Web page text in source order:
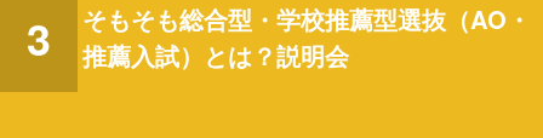
3 そもそも総合型・学校推薦型選抜 （AO・
推薦入試） とは？説明会